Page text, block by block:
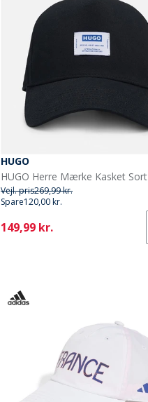
HUGO
HUGO Herre Mærke Kasket Sort
Vejl. pris269,99 kr.
Spare120,00 kr.
Current
149,99 kr.